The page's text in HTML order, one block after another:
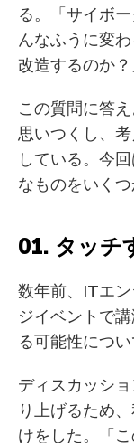
る。「サイボ
んなふうに変
改造するのか？
この質問に答
思いつくし、
している。今
なものをいくつ
01. タッチ
数年前、ITエ
ジイベントで
る可能性につい
ディスカッシ
り上げるため
けをした。「